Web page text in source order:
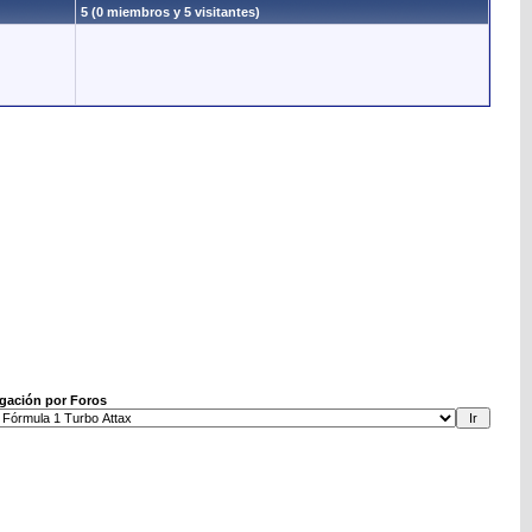
5 (0 miembros y 5 visitantes)
por Foros